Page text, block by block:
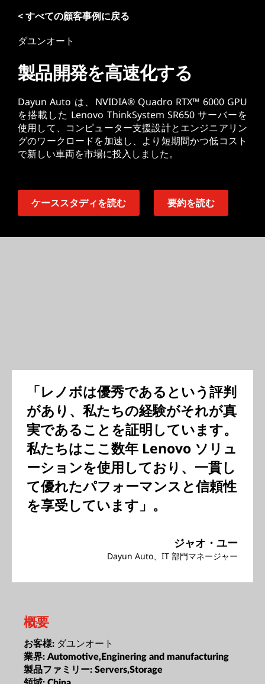
< すべての顧客事例に戻る
ダユンオート
製品開発を高速化する
Dayun Auto は、NVIDIA® Quadro RTX™ 6000 GPU
を搭載した Lenovo ThinkSystem SR650 サーバーを
使用して、コンピューター支援設計とエンジニアリン
グのワークロードを加速し、より短期間かつ低コスト
で新しい車両を市場に投入しました。
ケーススタディを読む 要約を読む
「レノボは優秀であるという評判
があり、私たちの経験がそれが真
実であることを証明しています。
私たちはここ数年 Lenovo ソリュ
ーションを使用しており、一貫し
て優れたパフォーマンスと信頼性
を享受しています」。
ジャオ・ユー
Dayun Auto、IT 部門マネージャー
概要
お客様: ダユンオート
業界: Automotive,Enginering and manufacturing
製品ファミリー: Servers,Storage